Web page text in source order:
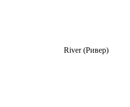
River (Ривер)